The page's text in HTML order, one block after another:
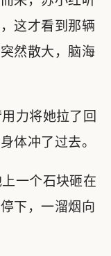
这才看到那辆
然散大，脑海
力将她拉了回
体冲了过去。
一个石块砸在
下，一溜烟向